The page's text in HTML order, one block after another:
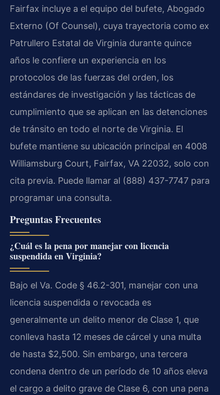
Fairfax incluye a el equipo del bufete, Abogado
Externo (Of Counsel), cuya trayectoria como ex
Patrullero Estatal de Virginia durante quince
años le confiere un experiencia en los
protocolos de las fuerzas del orden, los
estándares de investigación y las tácticas de
cumplimiento que se aplican en las detenciones
de tránsito en todo el norte de Virginia. El
bufete mantiene su ubicación principal en 4008
Williamsburg Court, Fairfax, VA 22032, solo con
cita previa. Puede llamar al (888) 437-7747 para
programar una consulta.
Preguntas Frecuentes
¿Cuál es la pena por manejar con licencia
suspendida en Virginia?
Bajo el Va. Code § 46.2-301, manejar con una
licencia suspendida o revocada es
generalmente un delito menor de Clase 1, que
conlleva hasta 12 meses de cárcel y una multa
de hasta $2,500. Sin embargo, una tercera
condena dentro de un período de 10 años eleva
el cargo a delito grave de Clase 6, con una pena